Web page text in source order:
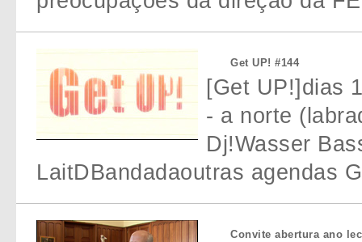
Get UP! #144
[Get UP!]dias
- a norte
Dj!Wasser
LaitDBandadaoutras agendas
Convite abertura ano